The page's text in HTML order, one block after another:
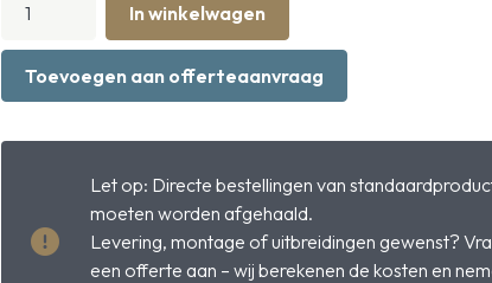
met
3
6
hoeveelheid
In winkelwagen
Toevoegen aan offerteaanvraag
Let op: Directe bestellingen van
moeten worden afgehaald.
Levering, montage of uitbreidingen gewenst?
een offerte aan – wij berekenen de kosten en